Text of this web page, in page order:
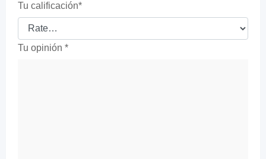
Tu calificación*
Tu opinión *